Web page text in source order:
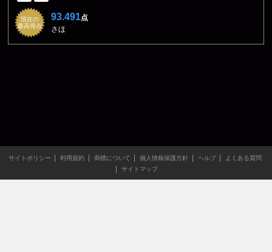
現在の
最高得点
93.491点
さほ
サイトポリシー 利用規約 商標について 個人情報保護方針 ヘルプ
よくある質問
サイトマップ